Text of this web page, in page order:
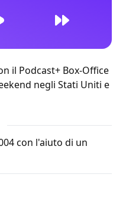
il Podcast+ Box-Office
negli Stati Uniti e
con l'aiuto di un